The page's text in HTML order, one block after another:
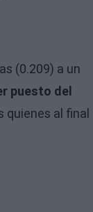
(0.209) a un
puesto del
quienes al final